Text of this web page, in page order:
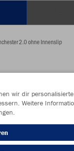
2.0 ohne Innenslip
wir dir personalisierte
Weitere